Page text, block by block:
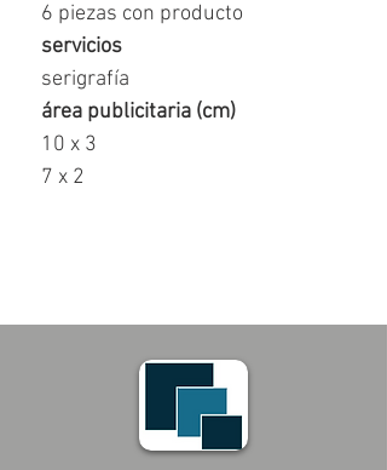
6 piezas con producto
servicios
serigrafía
área publicitaria (cm)
10 x 3
7 x 2